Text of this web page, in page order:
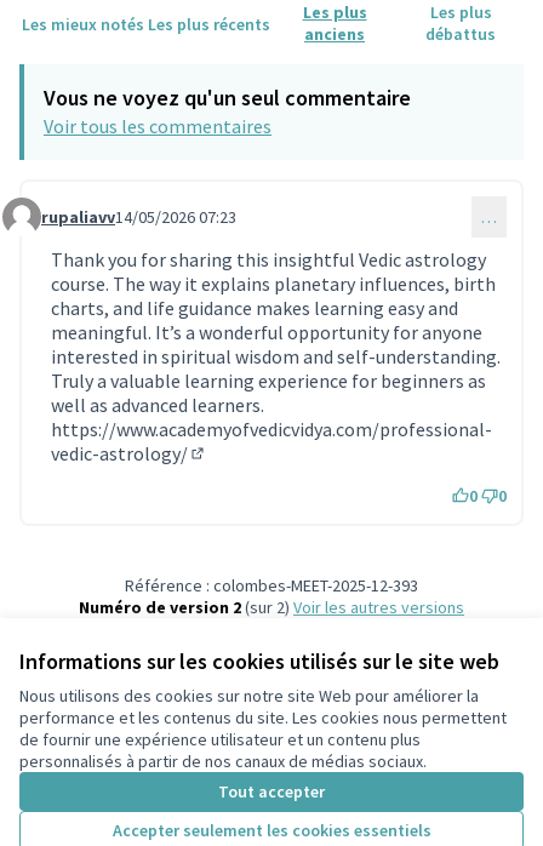
Informations sur les cookies utilisés sur le site web
Nous utilisons des cookies sur notre site Web pour améliorer la
performance et les contenus du site. Les cookies nous permettent
de fournir une expérience utilisateur et un contenu plus
personnalisés à partir de nos canaux de médias sociaux.
Tout accepter
Accepter seulement les cookies essentiels
Les mieux notés Les plus récents
Les plus
anciens
Les plus
débattus
Vous ne voyez qu'un seul commentaire
Voir tous les commentaires
Commentaire 2304
rupaliavv14/05/2026 07:23 …
Thank you for sharing this insightful Vedic astrology
course. The way it explains planetary influences, birth
charts, and life guidance makes learning easy and
meaningful. It’s a wonderful opportunity for anyone
interested in spiritual wisdom and self-understanding.
Truly a valuable learning experience for beginners as
well as advanced learners.
https://www.academyofvedicvidya.com/professional-
vedic-astrology/
0 0
Référence : colombes-MEET-2025-12-393
Numéro de version 2(sur 2)
voir les autres versions
Conditions d'utilisation
Paramètres des cookies
participons.colombes.fr sur Facebook
(Lien externe)